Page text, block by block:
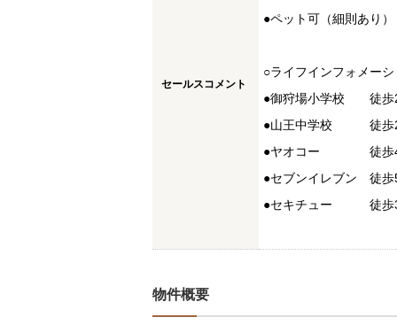
セールスコメント
●ペット可（細則あり）
○ライフインフォメー
●御狩場小学校 徒歩
●山王中学校 徒歩
●ヤオコー 徒歩
●セブンイレブン 徒歩
●セキチュー 徒歩
物件概要